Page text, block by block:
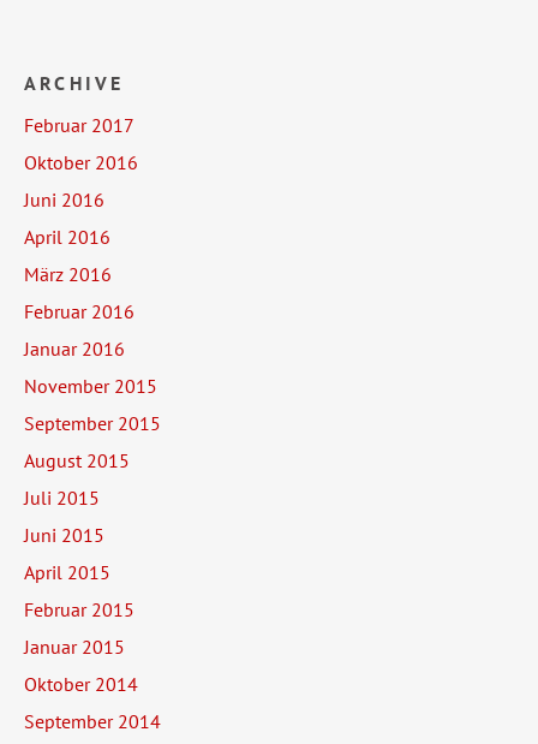
ARCHIVE
Februar 2017
Oktober 2016
Juni 2016
April 2016
März 2016
Februar 2016
Januar 2016
November 2015
September 2015
August 2015
Juli 2015
Juni 2015
April 2015
Februar 2015
Januar 2015
Oktober 2014
September 2014